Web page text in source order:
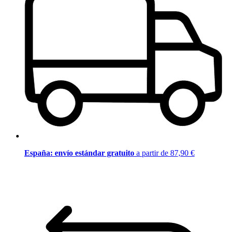
España: envío estándar gratuito a partir de 87,90 €